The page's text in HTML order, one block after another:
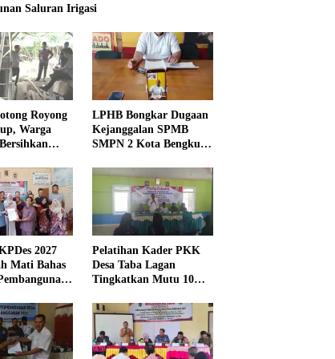
Saluran Irigasi
Royong
Warga
LPHB Bongkar Dugaan
Kejanggalan SPMB
SMPN 2 Kota Bengkulu,
Menyeluruh
2027
Mati Bahas
Pelatihan Kader PKK
Desa Taba Lagan
Tingkatkan Mutu 10